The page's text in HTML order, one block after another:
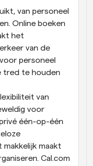
van personeel
Online boeken
het
van de
personeel
tred te houden
van
voor
één-op-één
maakt
Cal.com